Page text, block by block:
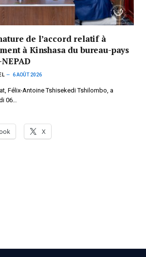
de l’accord relatif à
à Kinshasa du bureau-pays
NEPAD
6 AOÛT 2026
Félix-Antoine Tshisekedi Tshilombo, a
06…
X